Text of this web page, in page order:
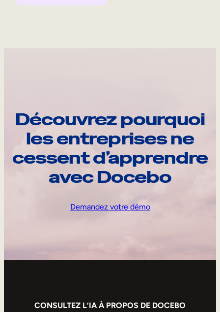
Découvrez pourquoi
les entreprises ne
cessent d’apprendre
avec Docebo
Demandez votre démo
CONSULTEZ L’IA À PROPOS DE DOCEBO